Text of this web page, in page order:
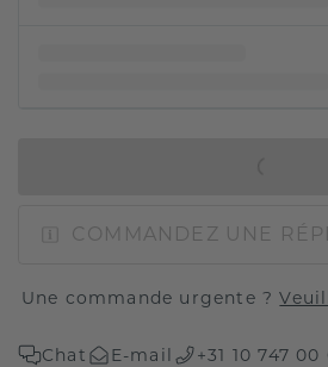
COMMANDEZ UNE
Une commande urgente ?
Chat E-mail +31 10 747 00